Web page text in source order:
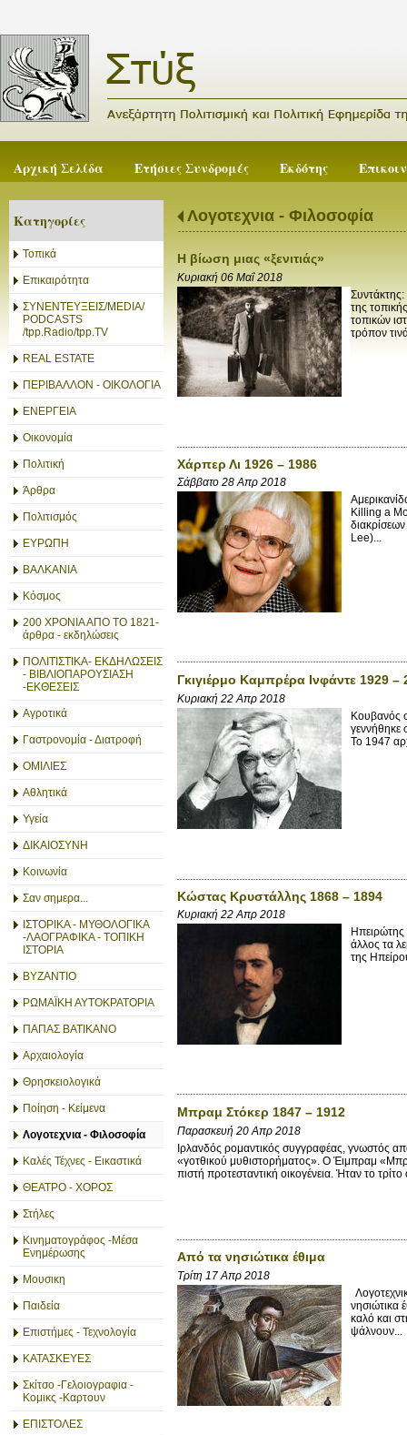
Αρχική Σελίδα Ετήσιες Συνδρομές Εκδότης
Κατηγορίες
Τοπικά
Επικαιρότητα
ΣΥΝΕΝΤΕΥΞΕΙΣ/MEDIA/
PODCASTS
/tpp.Radio/tpp.TV
REAL ESTATE
ΠΕΡΙΒΑΛΛΟΝ - ΟΙΚΟΛΟΓΙΑ
ΕΝΕΡΓΕΙΑ
Οικονομία
Πολιτική
Άρθρα
Πολιτισμός
ΕΥΡΩΠΗ
ΒΑΛΚΑΝΙΑ
Κόσμος
200 ΧΡΟΝΙΑ ΑΠΟ ΤΟ 1821-
άρθρα - εκδηλώσεις
ΠΟΛΙΤΙΣΤΙΚΑ- ΕΚΔΗΛΩΣΕΙΣ
- ΒΙΒΛΙΟΠΑΡΟΥΣΙΑΣΗ
-ΕΚΘΕΣΕΙΣ
Αγροτικά
Γαστρονομία - Διατροφή
ΟΜΙΛΙΕΣ
Αθλητικά
Υγεία
ΔΙΚΑΙΟΣΥΝΗ
Κοινωνία
Σαν σημερα...
ΙΣΤΟΡΙΚΑ - ΜΥΘΟΛΟΓΙΚΑ
-ΛΑΟΓΡΑΦΙΚΑ - ΤΟΠΙΚΗ
ΙΣΤΟΡΙΑ
ΒΥΖΑΝΤΙΟ
ΡΩΜΑΪΚΗ ΑΥΤΟΚΡΑΤΟΡΙΑ
ΠΑΠΑΣ ΒΑΤΙΚΑΝΟ
Αρχαιολογία
Θρησκειολογικά
Ποίηση - Κείμενα
Λογοτεχνια - Φιλοσοφία
Καλές Τέχνες - Εικαστικά
ΘΕΑΤΡΟ - ΧΟΡΟΣ
Στήλες
Κινηματογράφος -Μέσα
Ενημέρωσης
Μουσικη
Παιδεία
Επιστήμες - Τεχνολογία
ΚΑΤΑΣΚΕΥΕΣ
Σκίτσο -Γελοιογραφια -
Κομικς -Καρτουν
ΕΠΙΣΤΟΛΕΣ
Λογοτεχνια - Φιλοσοφία
Η βίωση μιας «ξενιτιάς»
Κυριακή 06 Μαΐ 2018
Συντάκτης:
της
τοπικών
τρόπον
Χάρπερ Λι 1926 – 1986
Σάββατο 28 Απρ 2018
Killing a
Lee)...
Γκιγιέρμο Καμπρέρα Ινφάντε 1929 –
Κυριακή 22 Απρ 2018
Κουβανός
γεννήθηκε
Το 1947
Κώστας Κρυστάλλης 1868 – 1894
Κυριακή 22 Απρ 2018
Ηπειρώτης
άλλος τα
της
Μπραμ Στόκερ 1847 – 1912
Παρασκευή 20 Απρ 2018
Ιρλανδός ρομαντικός συγγραφέας, γνωστός
«γοτθικού μυθιστορήματος». Ο Έιμπραμ
πιστή προτεσταντική οικογένεια. Ήταν το
Από τα νησιώτικα έθιμα
Τρίτη 17 Απρ 2018
νησιώτικα
καλό και
ψάλνουν...